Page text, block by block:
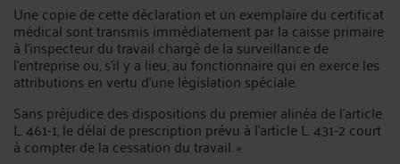
Une copie de cette déclaration et un exemplaire du certificat
médical sont transmis immédiatement par la caisse primaire
à l'inspecteur du travail chargé de la surveillance de
l'entreprise ou, s'il y a lieu, au fonctionnaire qui en exerce les
attributions en vertu d'une législation spéciale.
Sans préjudice des dispositions du premier alinéa de l'article
L. 461-1, le délai de prescription prévu à l'article L. 431-2 court
à compter de la cessation du travail. »